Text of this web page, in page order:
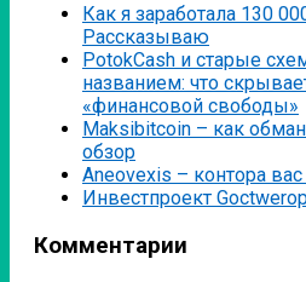
Как я заработала 130
Рассказываю
PotokCash и старые
названием: что
«финансовой свободы»
Мaksibitcoin – как
обзор
Аneovexis – контора
Инвестпроект
Комментарии